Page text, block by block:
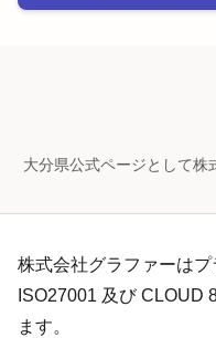
大分県公式ページとして株
株式会社グラファーは
ISO27001 及び CLOUD
ます。